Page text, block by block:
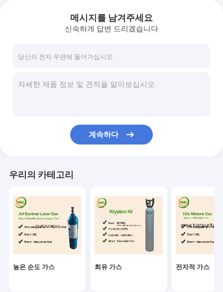
동위원소 가스
특정 가스 장비
메시지를 남겨주세요
신속하게 답변 드리겠습니다
계속하다
우리의 카테고리
높은 순도 가스 희유 가스 전자적 가스